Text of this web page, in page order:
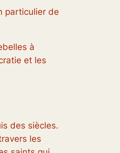
particulier de
à
et les
des siècles.
les